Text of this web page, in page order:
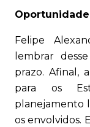
Felipe
lembrar
prazo. Afinal,
para os
planejamento
os envolvidos.